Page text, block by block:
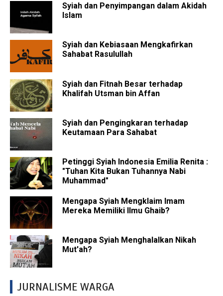
Syiah dan Penyimpangan dalam Akidah
Islam
Syiah dan Kebiasaan Mengkafirkan
Sahabat Rasulullah
Syiah dan Fitnah Besar terhadap
Khalifah Utsman bin Affan
Syiah dan Pengingkaran terhadap
Keutamaan Para Sahabat
Petinggi Syiah Indonesia Emilia Renita :
"Tuhan Kita Bukan Tuhannya Nabi
Muhammad"
Mengapa Syiah Mengklaim Imam
Mereka Memiliki Ilmu Ghaib?
Mengapa Syiah Menghalalkan Nikah
Mut'ah?
JURNALISME WARGA